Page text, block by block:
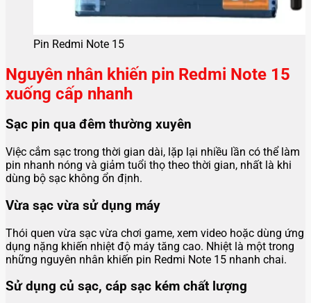
Pin Redmi Note 15
Nguyên nhân khiến pin Redmi Note 15
xuống cấp nhanh
Sạc pin qua đêm thường xuyên
Việc cắm sạc trong thời gian dài, lặp lại nhiều lần có thể làm
pin nhanh nóng và giảm tuổi thọ theo thời gian, nhất là khi
dùng bộ sạc không ổn định.
Vừa sạc vừa sử dụng máy
Thói quen vừa sạc vừa chơi game, xem video hoặc dùng ứng
dụng nặng khiến nhiệt độ máy tăng cao. Nhiệt là một trong
những nguyên nhân khiến pin Redmi Note 15 nhanh chai.
Sử dụng củ sạc, cáp sạc kém chất lượng